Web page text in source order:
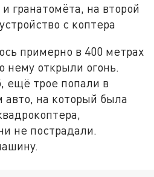
гранатомёта, на второй
с коптера
примерно в 400 метрах
нему открыли огонь.
ещё трое попали в
авто, на который была
не пострадали.